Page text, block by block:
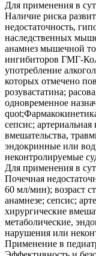
Для применения в
Наличие риска
недостаточность,
наследственных
анамнез мышечной
ингибиторов ГМГ-
употребление
которых отмечено
розувастатина;
одновременное
сепсис;
вмешательства,
эндокринные или
неконтролируемые
Для применения в
Почечная
60 мл/мин); возраст
анамнезе; сепсис;
хирургические
метаболические,
нарушения или
Применение в